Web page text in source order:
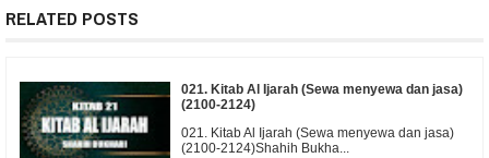
RELATED POSTS
021. Kitab Al Ijarah (Sewa menyewa dan jasa)
(2100-2124)
021. Kitab Al Ijarah (Sewa menyewa dan jasa)
(2100-2124)Shahih Bukha...